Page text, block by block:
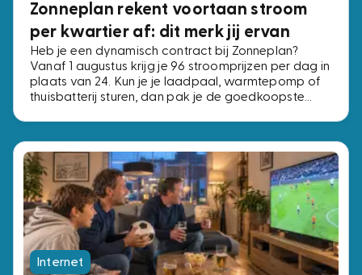
Zonneplan rekent voortaan stroom
per kwartier af: dit merk jij ervan
Heb je een dynamisch contract bij Zonneplan?
Vanaf 1 augustus krijg je 96 stroomprijzen per dag in
plaats van 24. Kun je je laadpaal, warmtepomp of
thuisbatterij sturen, dan pak je de goedkoopste
Internet